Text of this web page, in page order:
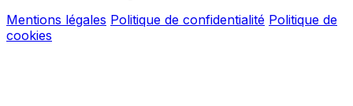
Mentions légales Politique de confidentialité Politique de
cookies